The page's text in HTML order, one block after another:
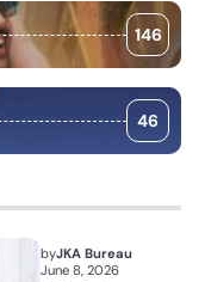
146
46
byJKA Bureau
June 8, 2026